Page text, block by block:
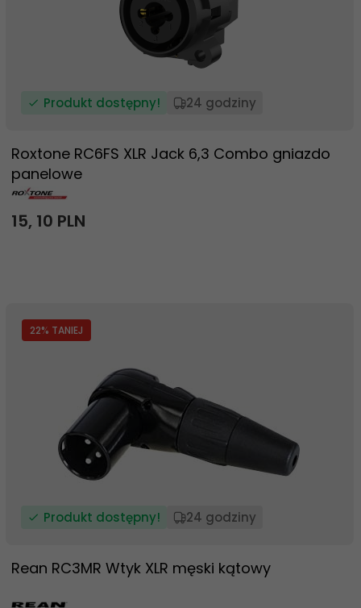
Produkt dostępny! 24 godziny
Roxtone RC6FS XLR Jack 6,3 Combo gniazdo
panelowe
15, 10 PLN
22% TANIEJ
Produkt dostępny! 24 godziny
Rean RC3MR Wtyk XLR męski kątowy